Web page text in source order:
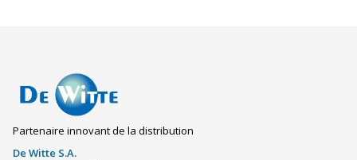
Partenaire innovant de la distribution
De Witte S.A.